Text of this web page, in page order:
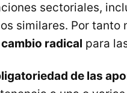
sectoriales,
similares. Por tanto
cambio radical para
de las